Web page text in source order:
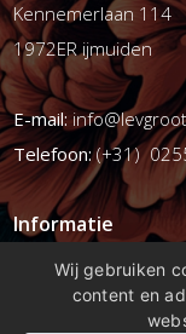
Kennemerlaan 114
1972ER ijmuiden
E-mail:
Telefoon:(+31)
Informatie
Mijn account
Wij gebruiken
content en